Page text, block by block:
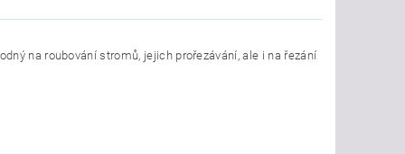
na roubování stromů, jejich prořezávání, ale i na řezání